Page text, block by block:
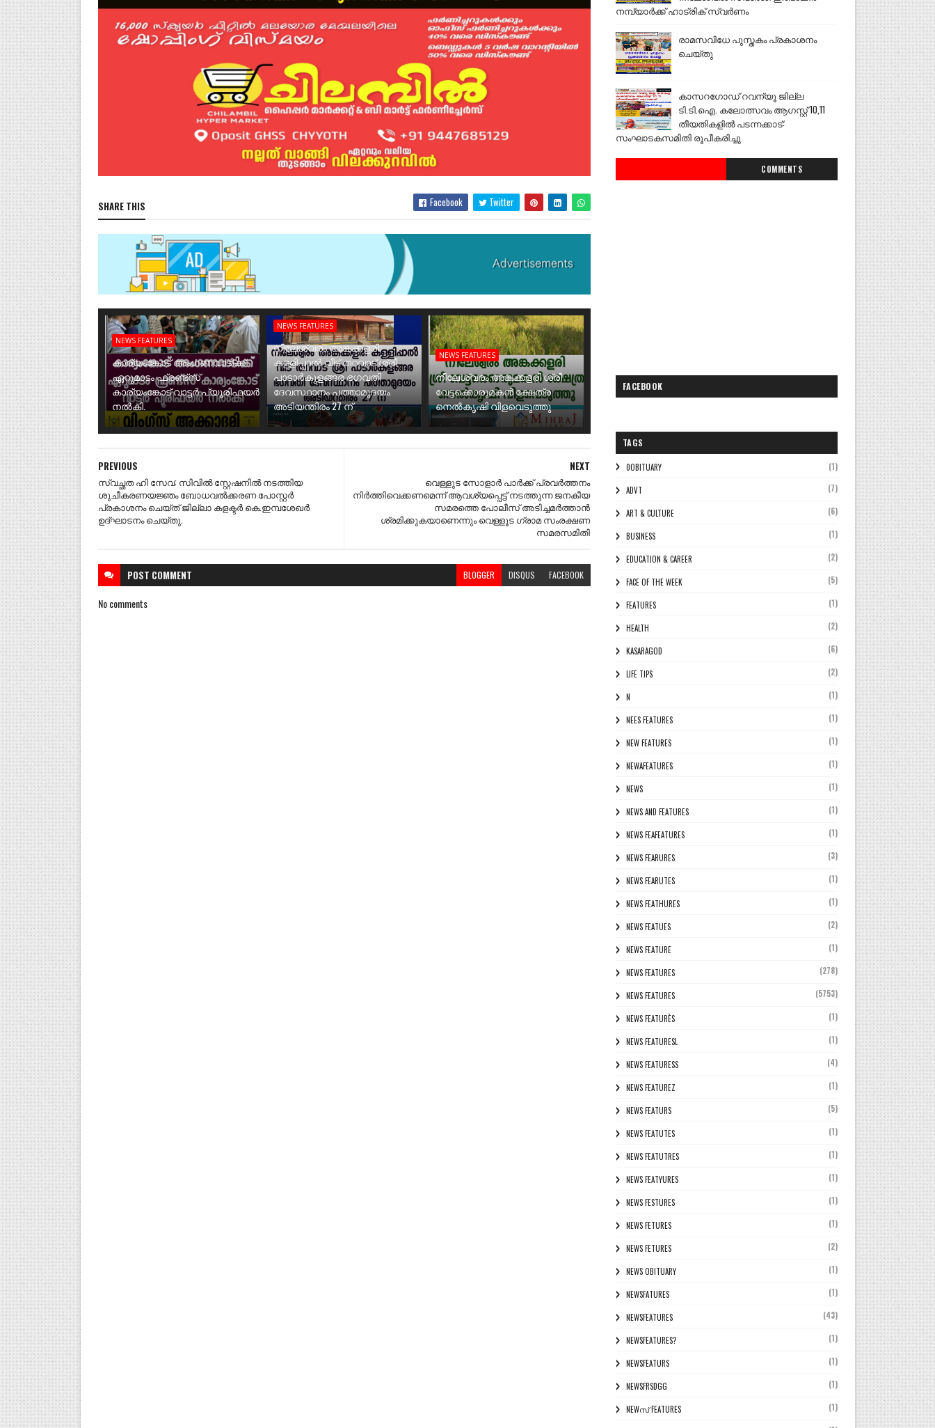
SHARE THIS Facebook Twitter
NEWS FEATURES
കാര്യംങ്കോട് അംഗണവാടിക്ക്
ഏറുമാടം ഫ്രണ്ട്സ്
കാര്യംങ്കോട് വാട്ടർ പ്യൂരിഫയർ
നൽകി.
NEWS FEATURES
നീലേശ്വരം അങ്കക്കളരി
കള്ളിപ്പാൽ വീട് തറവാട് ശ്രീ
പാടാർകുളങ്ങര ഭഗവതി
ദേവസ്ഥാനം പത്താമുദയം
അടിയന്തിരം 27 ന്
NEWS FEATURES
നീലേശ്വരം അങ്കക്കളരി ശ്രീ
വേട്ടക്കൊരുമകൻ ക്ഷേത്ര
നെൽകൃഷി വിളവെടുത്തു
NEXT
വെള്ളുട സോളാര്‍ പാർക്ക് പ്രവര്‍ത്തനം
നിര്‍ത്തിവെക്കണമെന്ന് ആവശ്യപ്പെട്ട് നടത്തുന്ന ജനകീയ
സമരത്തെ പോലീസ് അടിച്ചമര്‍ത്താന്‍
ശ്രമിക്കുകയാണെന്നും വെള്ളൂട ഗ്രാമ സംരക്ഷണ
സമരസമിതി
PREVIOUS
സ്വച്ഛത ഹി സേവ: സിവിൽ സ്റ്റേഷനിൽ നടത്തിയ
ശുചീകരണയജ്ഞം ബോധവൽക്കരണ പോസ്റ്റർ
പ്രകാശനം ചെയ്ത് ജില്ലാ കളക്ടർ കെ.ഇമ്പശേഖർ
ഉദ്ഘാടനം ചെയ്തു.
POST COMMENT BLOGGER DISQUS FACEBOOK
No comments
നമ്പ്യാർക്ക് ഹാട്രിക് സ്വർണം
രാമസവിധേ പുസ്തകം പ്രകാശനം
ചെയ്തു
കാസറഗോഡ് റവന്യൂ ജില്ല
ടി.ടി.ഐ. കലോത്സവം ആഗസ്റ്റ് 10,11
തീയതികളിൽ പടന്നക്കാട്:
സംഘാടകസമിതി രൂപീകരിച്ചു
COMMENTS
FACEBOOK
TAGS
0OBITUARY (1)
ADVT (7)
ART & CULTURE (6)
BUSINESS (1)
EDUCATION & CAREER (2)
FACE OF THE WEEK (5)
FEATURES (1)
HEALTH (2)
KASARAGOD (6)
LIFE TIPS (2)
N (1)
NEES FEATURES (1)
NEW FEATURES (1)
NEWAFEATURES (1)
NEWS (1)
NEWS AND FEATURES (1)
NEWS FEAFEATURES (1)
NEWS FEARURES (3)
NEWS FEARUTES (1)
NEWS FEATHURES (1)
NEWS FEATUES (2)
NEWS FEATURE (1)
NEWS FEATURES (278)
NEWS FEATURES (5753)
NEWS FEATURÈS (1)
NEWS FEATURESL (1)
NEWS FEATURESS (4)
NEWS FEATUREZ (1)
NEWS FEATURS (5)
NEWS FEATUTES (1)
NEWS FEATUTRES (1)
NEWS FEATYURES (1)
NEWS FESTURES (1)
NEWS FETURES (1)
NEWS FETURES (2)
NEWS OBITUARY (1)
NEWSFATURES (1)
NEWSFEATURES (43)
NEWSFEATURES? (1)
NEWSFEATURS (1)
NEWSFRSDGG (1)
NEWസ് FEATURES (1)